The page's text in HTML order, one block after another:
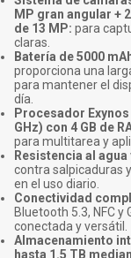
MP gran angular +
de 13 MP: para
claras.
Batería de 5000
proporciona una
para mantener el
día.
Procesador
GHz) con 4 GB de
para multitarea y
Resistencia al agua
contra salpicaduras
en el uso diario.
Conectividad
Bluetooth 5.3, NFC y
conectada y versátil.
Almacenamiento
hasta 1.5 TB